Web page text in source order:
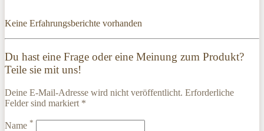
Keine Erfahrungsberichte vorhanden
Du hast eine Frage oder eine Meinung zum Produkt?
Teile sie mit uns!
Deine E-Mail-Adresse wird nicht veröffentlicht. Erforderliche
Felder sind markiert *
Name *